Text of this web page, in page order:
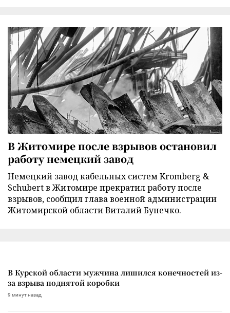
В Житомире после взрывов остановил
работу немецкий завод
Немецкий завод кабельных систем Kromberg &
Schubert в Житомире прекратил работу после
взрывов, сообщил глава военной администрации
Житомирской области Виталий Бунечко.
В Курской области мужчина лишился конечностей из-
за взрыва поднятой коробки
9 минут назад